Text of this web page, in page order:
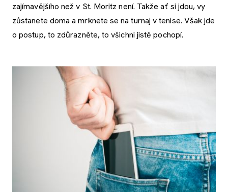
zajímavějšího než v St. Moritz není. Takže ať si jdou, vy
zůstanete doma a mrknete se na turnaj v tenise. Však jde
o postup, to zdůrazněte, to všichni jistě pochopí.